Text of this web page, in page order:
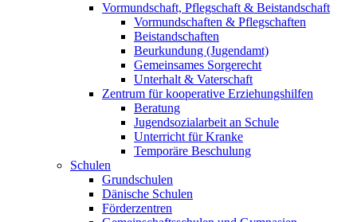
Vormundschaft, Pflegschaft & Beistandschaft
Vormundschaften & Pflegschaften
Beistandschaften
Beurkundung (Jugendamt)
Gemeinsames Sorgerecht
Unterhalt & Vaterschaft
Zentrum für kooperative Erziehungshilfen
Beratung
Jugendsozialarbeit an Schule
Unterricht für Kranke
Temporäre Beschulung
Schulen
Grundschulen
Dänische Schulen
Förderzentren